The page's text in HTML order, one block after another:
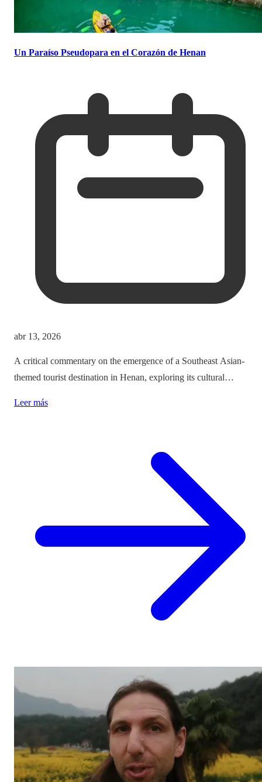
Un Paraíso Pseudopara en el Corazón de Henan
abr 13, 2026
A critical commentary on the emergence of a Southeast Asian-
themed tourist destination in Henan, exploring its cultural
Leer más